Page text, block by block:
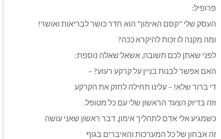
פרופיל:
העסק שלי "קסם האימון" הוא חדר כושר לבריאות ואושר!
ומה מקנה לו זכות להיקרא ככה?
לפני שאתן לכם תשובה, אשאל שאלה נוספת:
האם אפשר לבנות בניין על קרקע רעוע? –
די ברור שלא! – עלינו תחילה לחזק את הקרקע
וזה בדיוק הצעד הראשון שלי עם כל מטופל.
כשמגיע אלי אדם לתהליך אימון, דבר ראשון שאני עושה
זה אבחון של כל המערכות והאיברים בגוף